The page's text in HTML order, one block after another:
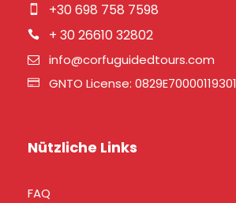
+30 698 758 7598
+ 30 26610 32802
info@corfuguidedtours.com
GNTO License: 0829E70000119301
Nützliche Links
FAQ